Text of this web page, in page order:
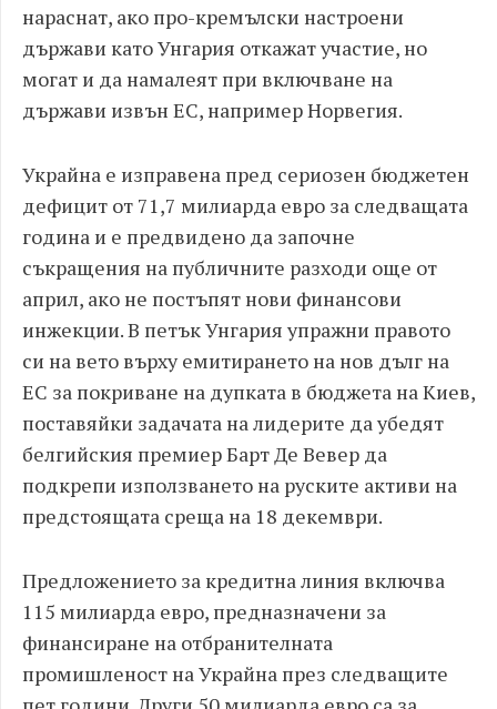
нараснат, ако про-кремълски настроени
държави като Унгария откажат участие, но
могат и да намалеят при включване на
държави извън ЕС, например Норвегия.
Украйна е изправена пред сериозен бюджетен
дефицит от 71,7 милиарда евро за следващата
година и е предвидено да започне
съкращения на публичните разходи още от
април, ако не постъпят нови финансови
инжекции. В петък Унгария упражни правото
си на вето върху емитирането на нов дълг на
ЕС за покриване на дупката в бюджета на Киев,
поставяйки задачата на лидерите да убедят
белгийския премиер Барт Де Вевер да
подкрепи използването на руските активи на
предстоящата среща на 18 декември.
Предложението за кредитна линия включва
115 милиарда евро, предназначени за
финансиране на отбранителната
промишленост на Украйна през следващите